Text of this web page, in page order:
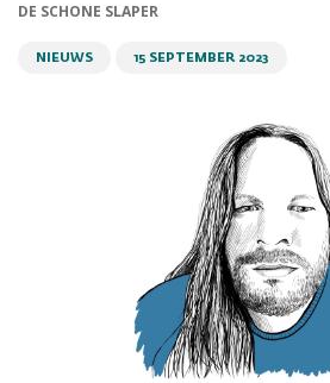
DE SCHONE SLAPER
NIEUWS 15 SEPTEMBER 2023